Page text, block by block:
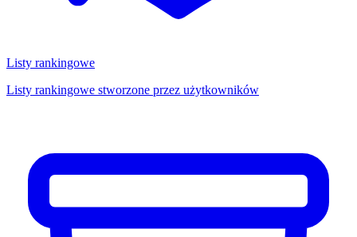
Listy rankingowe
Listy rankingowe stworzone przez użytkowników